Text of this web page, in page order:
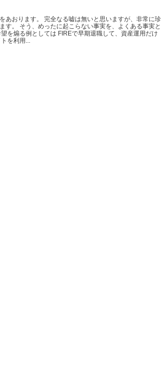
あおります。 完全なる嘘は無いと思いますが、非常に珍
す。 そう、めったに起こらない事実を、よくある事実と
を煽る例としては FIREで早期退職して、資産運用だけ
を利用...